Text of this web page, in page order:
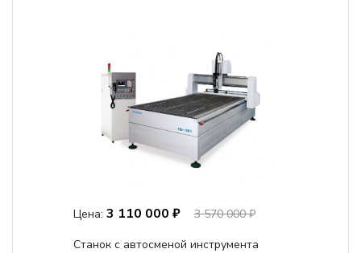
Цена: 3 110 000 ₽
3 570 000 ₽
Станок с автосменой инструмента